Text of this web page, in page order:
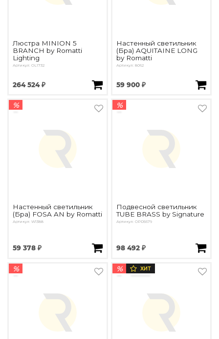
Люстра MINION 5
BRANCH by Romatti
Lighting
Артикул: OL1732
264 524 ₽
Настенный светильник
(Бра) AQUITAINE LONG
by Romatti
Артикул: 8062
59 900 ₽
%
Настенный светильник
(Бра) FOSA AN by Romatti
Артикул: W1388
59 378 ₽
%
Подвесной светильник
TUBE BRASS by Signature
Артикул: OPD5679
98 492 ₽
% % ХИТ